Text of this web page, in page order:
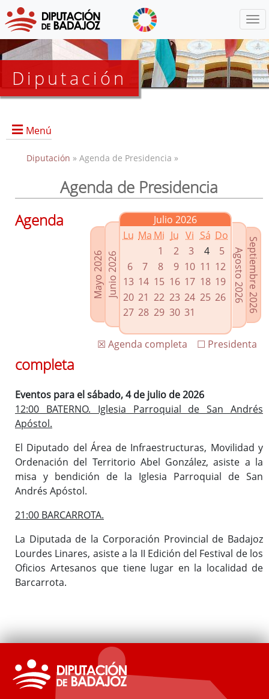
Diputación
Menú
Presidencia
Grupos Políticos
Enlaces relacionados
Agenda de Presidencia
Plenos provinciales y Juntas de gobierno
Oficina de Proyectos Europeos
Diputación » Agenda de Presidencia »
Agenda de Presidencia
Mayo 2026Junio 2026
Julio 2026
Lu Ma Mi Ju Vi Sá Do
1
2 3 4
5
6
7 8 9 10 11 12
13 14 15 16 17 18 19
20 21 22 23 24 25 26
27 28 29 30 31 Septiembre 2026
Agosto 2026
☐ Presidenta
☒ Agenda completa
Agenda
completa
Eventos para el sábado, 4 de julio de 2026
12:00 BATERNO. Iglesia Parroquial de San Andrés
Apóstol.
El Diputado del Área de Infraestructuras, Movilidad y
Ordenación del Territorio Abel González, asiste a la
misa y bendición de la Iglesia Parroquial de San
Andrés Apóstol.
21:00 BARCARROTA.
La Diputada de la Corporación Provincial de Badajoz
Lourdes Linares, asiste a la II Edición del Festival de los
Oficios Artesanos que tiene lugar en la localidad de
Barcarrota.